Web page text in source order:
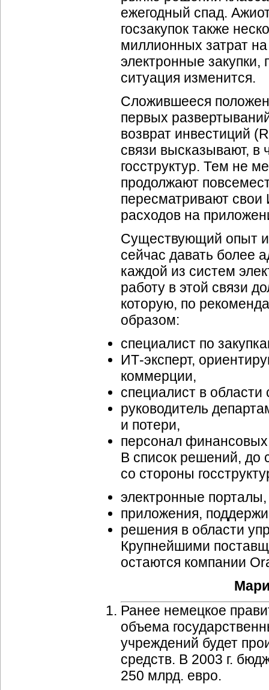
ежегодный спад.
госзакупок также
миллионных затрат
электронные
ситуация изменится.
Сложившееся
первых
возврат инвестиций
связи высказывают, в
госструктур. Тем не
продолжают
пересматривают свои
расходов на
Существующий опыт
сейчас давать более
каждой из систем
работу в этой связи
которую, по
образом:
специалист по
ИТ-эксперт,
коммерции,
специалист в
руководитель
и потери,
персонал
В список решений, до
со стороны
электронные порталы,
приложения,
решения в области
Крупнейшими
остаются компании
Ранее немецкое
объема
учреждений будет
средств. В 2003 г.
250 млрд. евро.